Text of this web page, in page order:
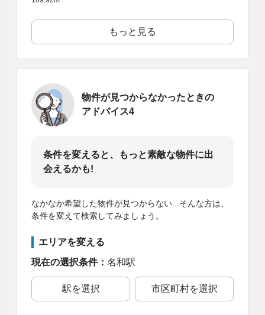
もっと見る
物件が見つからなかったときの
アドバイス4
条件を変えると、もっと素敵な物件に出
会えるかも!
なかなか希望した物件が見つからない...そんな方は、
条件を変えて検索してみましょう。
エリアを変える
現在の選択条件： 名和駅
駅を選択 市区町村を選択